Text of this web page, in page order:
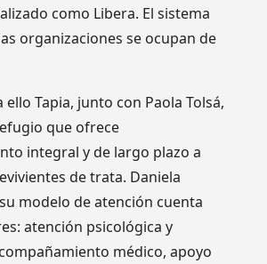
como Libera. El sistema
organizaciones se ocupan de
ello Tapia, junto con Paola Tolsá,
que ofrece
integral y de largo plazo a
de trata. Daniela
modelo de atención cuenta
atención psicológica y
médico, apoyo